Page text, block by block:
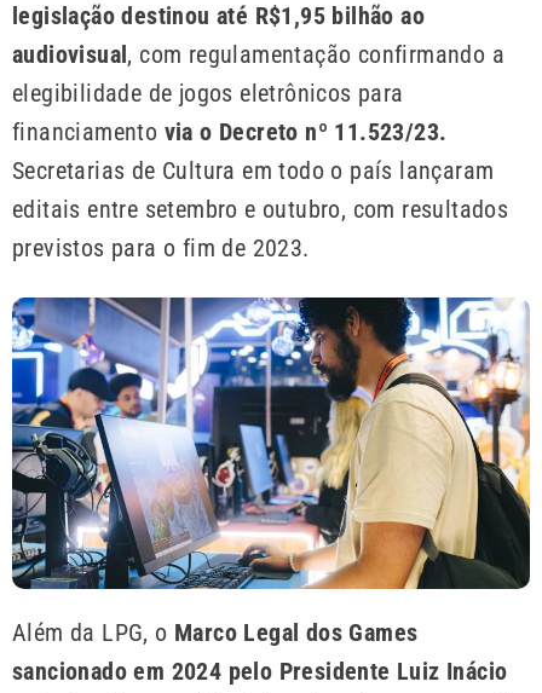
legislação destinou até R$1,95 bilhão ao
audiovisual, com regulamentação confirmando a
elegibilidade de jogos eletrônicos para
financiamento via o Decreto nº 11.523/23.
Secretarias de Cultura em todo o país lançaram
editais entre setembro e outubro, com resultados
previstos para o fim de 2023.
Além da LPG, o Marco Legal dos Games
sancionado em 2024 pelo Presidente Luiz Inácio